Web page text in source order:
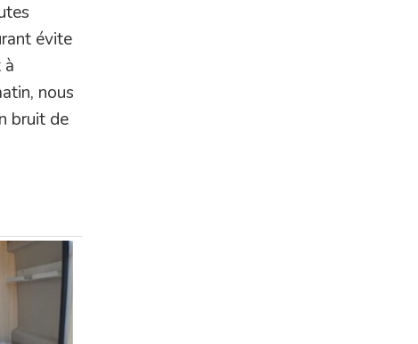
évite
à
nous
bruit de